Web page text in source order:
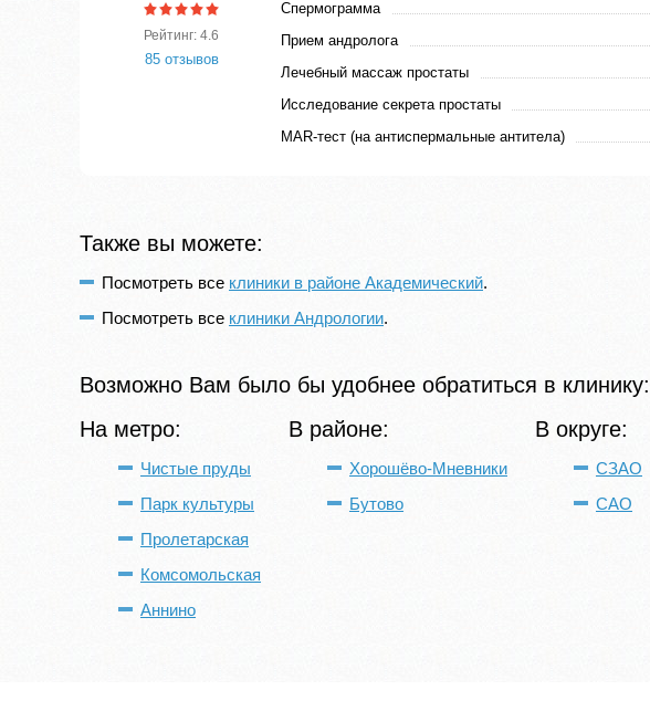
Рейтинг: 4.6
85 отзывов
Спермограмма
Прием андролога
Лечебный массаж простаты
Исследование секрета простаты
MAR-тест (на антиспермальные антитела)
Также вы можете:
Посмотреть все клиники в районе Академический.
Посмотреть все клиники Андрологии.
Возможно Вам было бы удобнее обратиться в клинику:
На метро:
Чистые пруды
Парк культуры
Пролетарская
Комсомольская
Аннино
В районе:
Хорошёво-Мневники
Бутово
В округе:
СЗАО
САО